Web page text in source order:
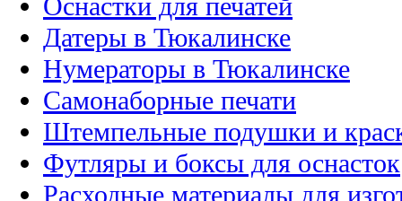
Датеры в Тюкалинске
Нумераторы в Тюкалинске
Самонаборные печати
Штемпельные подушки и
Футляры и боксы для оснасток
Расходные материалы для